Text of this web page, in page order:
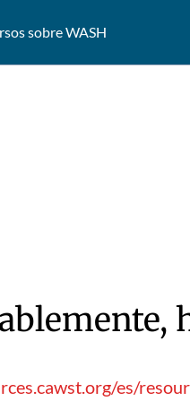
sobre WASH
es/